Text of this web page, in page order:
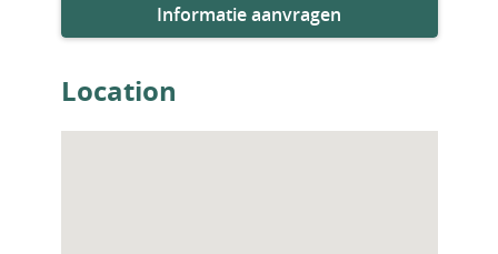
Aantal badkamers
Woningfaciliteiten
Informatie aanvragen
Location